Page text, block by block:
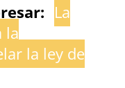
La
la
la ley de